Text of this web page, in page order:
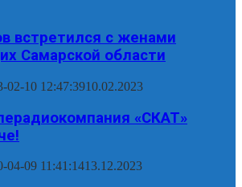
встретился с женами
Самарской области
02-10 12:47:3910.02.2023
«СКАТ»
04-09 11:41:1413.12.2023